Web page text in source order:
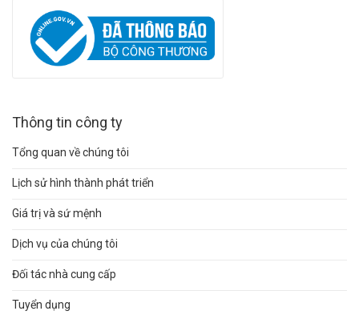
Thông tin công ty
Tổng quan về chúng tôi
Lịch sử hình thành phát triển
Giá trị và sứ mệnh
Dịch vụ của chúng tôi
Đối tác nhà cung cấp
Tuyển dụng